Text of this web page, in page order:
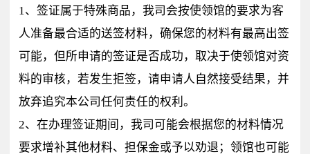
1、签证属于特殊商品，我司会按使领馆的要求为客
人准备最合适的送签材料，确保您的材料有最高出签
可能，但所申请的签证是否成功，取决于使领馆对资
料的审核，若发生拒签，请申请人自然接受结果，并
放弃追究本公司任何责任的权利。
2、在办理签证期间，我司可能会根据您的材料情况
要求增补其他材料、担保金或予以劝退；领馆也可能